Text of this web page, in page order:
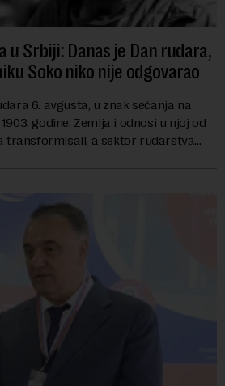
u Srbiji: Danas je Dan rudara,
Soko niko nije odgovarao
6. avgusta, u znak sećanja na
godine. Zemlja i odnosi u njoj od
transformisali, a sektor rudarstva